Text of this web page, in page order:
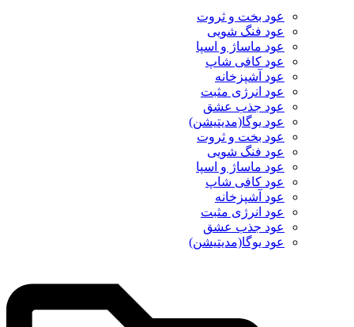
عود بخت و ثروت
عود فنگ شویی
عود ماساژ و اسپا
عود کافی شاپ
عود آشپزخانه
عود انرژی مثبت
عود جذب عشق
عود یوگا(مدیتیشن)
عود بخت و ثروت
عود فنگ شویی
عود ماساژ و اسپا
عود کافی شاپ
عود آشپزخانه
عود انرژی مثبت
عود جذب عشق
عود یوگا(مدیتیشن)